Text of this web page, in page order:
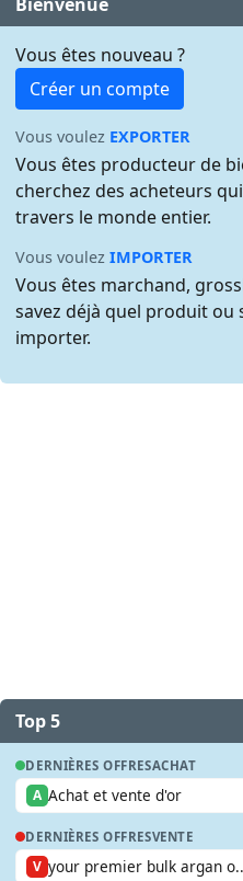
Vous êtes nouveau ?
Créer un compte
Vous voulez EXPORTER
Vous êtes producteur de
cherchez des acheteurs
travers le monde entier.
Vous voulezIMPORTER
Vous êtes marchand,
savez déjà quel produit ou
importer.
Top 5
DERNIÈRES OFFRESACHAT
A Achat et vente d'or
DERNIÈRES OFFRESVENTE
V your premier bulk argan